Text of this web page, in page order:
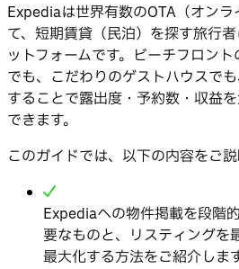
Expediaは世界有数のOTA（オン
て、短期賃貸（民泊）を探す旅行
ットフォームです。ビーチフロン
でも、こだわりのゲストハウスで
することで露出度・予約数・収益
できます。
このガイドでは、以下の内容をご説
Expediaへの物件掲載を段階
要なものと、リスティングを
最大化する方法をご紹介します